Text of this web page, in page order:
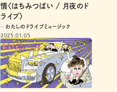
情〈はちみつぱい / 月夜のド
ライブ〉
わたしのドライブミュージック
2025.01.05